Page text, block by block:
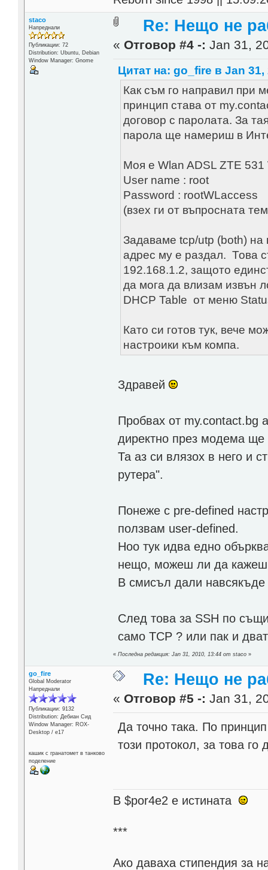
staco
Напреднали
Публикации: 72
Distribution: Ubuntu, Debian
Window Manager: Gnome
Re: Нещо не
« Отговор #4 -: Jan 31,
Цитат на: go_fire в Jan 31,
Как съм го направил при
принцип става от
договор с паролата. За
парола ще намериш в
Моя е Wlan ADSL ZTE 531
User name : root
Password : rootWLaccess
(взех ги от въпросната
Задаваме tcp/utp (both) на
адрес му е раздал. Това
192.168.1.2, защото
да мога да влизам извън
DHCP Table от меню
Като си готов тук, вече
настроики към компа.
Здравей
Пробвах от my.contact.bg
директно през модема
Та аз си влязох в него и
рутера".
Понеже с pre-defined
ползвам user-defined.
Ноо тук идва едно
нещо, можеш ли да кажеш
В смисъл дали
След това за SSH по
само TCP ? или пак и
«Последна редакция: Jan 31, 2010, 13:44 от staco »
go_fire
Global Moderator
Напреднали
Публикации: 9132
Distribution: Дебиан Сид
Window Manager: ROX-
Desktop / е17
кашик с гранатомет в танково
поделение
Re: Нещо не
« Отговор #5 -: Jan 31,
Да точно така. По
този протокол, за това го
В $por4e2 e истината
***
Aко даваха стипендия за